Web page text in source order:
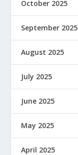
October 2025
September 2025
August 2025
July 2025
June 2025
May 2025
April 2025